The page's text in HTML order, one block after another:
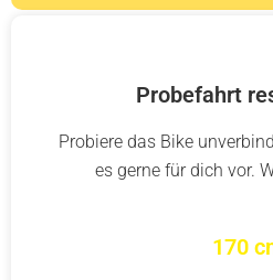
Probefahrt
Probiere das Bike
es gerne für dich vor.
170